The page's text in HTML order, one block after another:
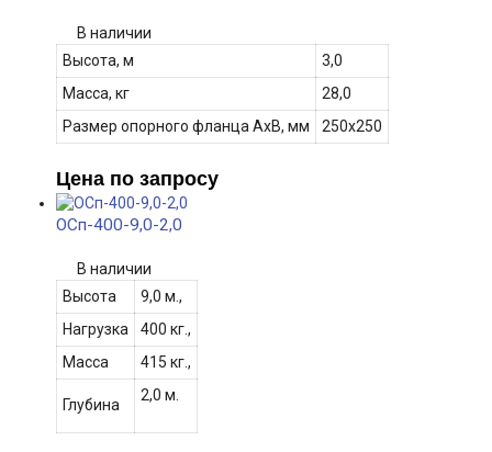
В наличии
Высота, м
3,0
Масса, кг
28,0
Размер опорного фланца АхВ, мм 250х250
Цена по запросу
ОСп-400-9,0-2,0
В наличии
Высота
9,0 м.,
Нагрузка
400 кг.,
Масса
415 кг.,
Глубина
2,0 м.